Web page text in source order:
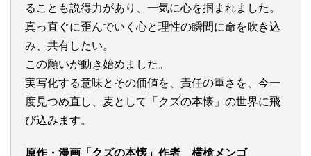
ることも説得力があり、一気に心を掴まれました。
真っ直ぐに歪んでいく心と理性の瞬間に命を吹き込
み、共有したい。
この願いが動き始めました。
実写化する意味とその価値を、責任の重さを、今一
度見つめ直し、麦として「クズの本懐」の世界に飛
び込みます。
原作・漫画「クズの本懐」作者 横槍メンゴ